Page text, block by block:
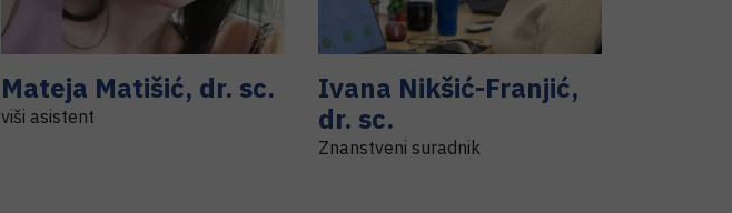
Mateja Matišić, dr. sc.
viši asistent
Ivana Nikšić-Franjić,
dr. sc.
Znanstveni suradnik